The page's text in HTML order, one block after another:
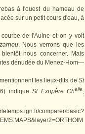
à l'ouest du hameau de
sur un petit cours d'eau, à
de l'Aulne et on y voit
. Nous verrons que les
nous concerner. Mais
dénudée du Menez-Hom—
les lieux-dits de St
indique St Exupère Chelle,
comparer/basic?